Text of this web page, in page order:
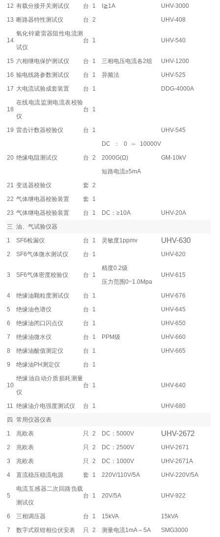
12 有载分接开关测试仪 台 1 I≧1A
UHV-3000
13 断路器特性测试仪 台 2 UHV-408
14
氧化锌避雷器阻性电流测
试仪
台 1 UHV-540
15 六相继电保护测试仪 台 1 三相电压电流各2组
UHV-1200
16 输电线路参数测试仪 台 1 异频法
UHV-525
17 大电流试验成套装置 台 1 DDG-4000A
18
在线电流监测电流表校验
仪
台 1
19 雷击计数器校验仪 台 1 UHV-545
20 绝缘电阻测试仪 台 2
DC：0～10000V
2000G(Ω)
短路电流≥5mA
GM-10kV
21 变送器校验仪 套
2
22 气体继电器校验装置 套
1
23 气体继电器校验装置 台 1 DC：≥10A
UHV-20A
三 油、气试验仪器
1
SF6检漏仪 台 1 灵敏度1ppmv UHV-630
2 SF6气体微水测试仪 台 1 UHV-620
3 SF6气体密度校验仪 台 1
精度0.2级
压力范围0~1.0Mpa
UHV-615
4 绝缘油颗粒度测试仪 台 1
UHV-676
5
绝缘油色谱仪 台 1
UHV-645
6
绝缘油闭口闪点仪 台 1
UHV-650
7
绝缘油微水仪 台 1 PPM级
UHV-660
8
绝缘油酸值测定仪 台 1
UHV-665
9
绝缘油PH测定仪 台 1
10
绝缘油自动介质损耗测量
仪
台 1 UHV-640
11 绝缘油介电强度测试仪 台 1
UHV-680
四 常用仪器仪表
1
兆欧表 只 2 DC：5000V UHV-2672
2 兆欧表 只 2 DC：2500V
UHV-2671
3
兆欧表 只 2 DC：1000V
UHV-2671A
4
直流稳压稳流电源 套 1 220V/110V/5A UHV-220V/5A
5
电流互感器二次回路负载
测试仪
台 1 20V/5A UHV-922
6 三相调压器 台 1 15kVA
15kVA
7
数字式双钳相位伏安表 只 2 测量电流1mA～5A SMG3000